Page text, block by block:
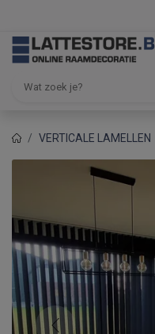
VERTICALE LAMELLEN